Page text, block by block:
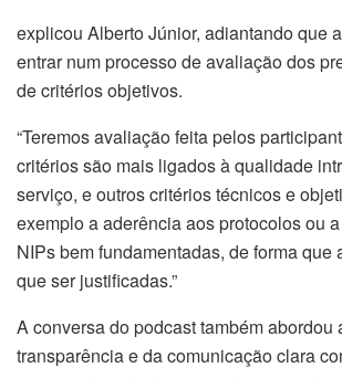
explicou Alberto Júnior, adiantando que
entrar num processo de avaliação dos
de critérios objetivos.
“Teremos avaliação feita pelos
critérios são mais ligados à qualidade
serviço, e outros critérios técnicos e
exemplo a aderência aos protocolos ou
NIPs bem fundamentadas, de forma que
que ser justificadas.”
A conversa do podcast também abordou
transparência e da comunicação clara